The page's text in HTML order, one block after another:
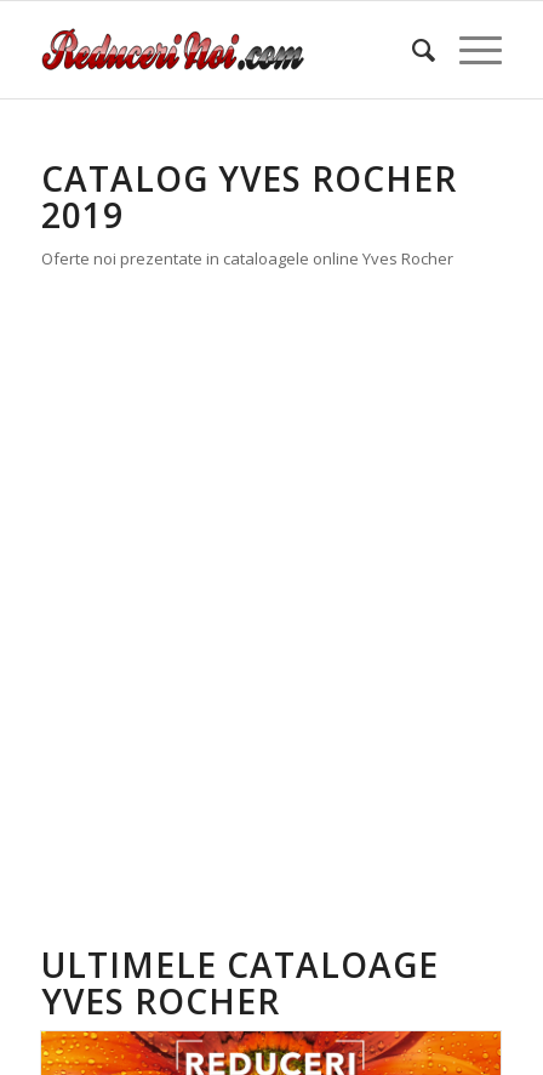
CATALOG YVES ROCHER
2019
Oferte noi prezentate in cataloagele online Yves Rocher
ULTIMELE CATALOAGE
YVES ROCHER